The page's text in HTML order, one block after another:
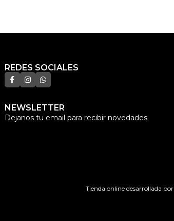
REDES SOCIALES
NEWSLETTER
Dejanos tu email para recibir novedades
Tienda online desarrollada por